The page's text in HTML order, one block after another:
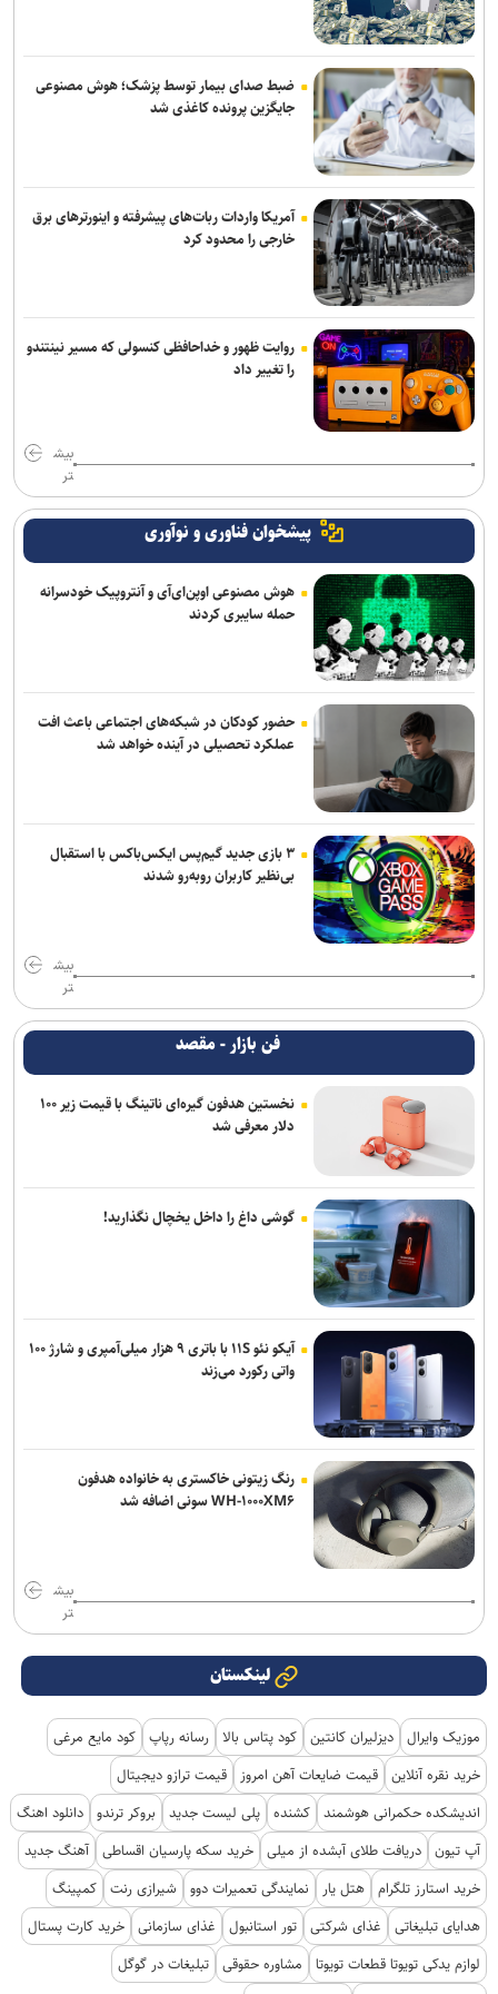
فایننشال‌تایمز: توافق احتمالی آمریکا و ایران اهداف اولیه ترامپ را محقق
نمی‌کند
انفجار در سوریه/ پهپادها در آسمان لاذقیه رویت شدند
شبکه اول روسیه: اربعین یکی از بزرگ‌ترین راهپیمایی‌های جهان است
ضبط صدای بیمار توسط پزشک؛ هوش مصنوعی
جایگزین پرونده کاغذی شد
آمریکا واردات ربات‌های پیشرفته و اینورترهای برق
خارجی را محدود کرد
روایت ظهور و خداحافظی کنسولی که مسیر نینتندو
را تغییر داد
بیش
تر
پیشخوان فناوری و نوآوری
هوش مصنوعی اوپن‌ای‌آی و آنتروپیک خودسرانه
حمله سایبری کردند
حضور کودکان در شبکه‌های اجتماعی باعث افت
عملکرد تحصیلی در آینده خواهد شد
۳ بازی جدید گیم‌پس ایکس‌باکس با استقبال
بی‌نظیر کاربران روبه‌رو شدند
بیش
تر
فن بازار - مقصد
نخستین هدفون گیره‌ای ناتینگ با قیمت زیر ۱۰۰
دلار معرفی شد
گوشی داغ را داخل یخچال نگذارید!
آیکو نئو ۱۱S با باتری ۹ هزار میلی‌آمپری و شارژ ۱۰۰
واتی رکورد می‌زند
رنگ زیتونی خاکستری به خانواده هدفون
WH-۱۰۰۰XM۶ سونی اضافه شد
بیش
تر
لینکستان
موزیک وایرال دیزلیران کانتین کود پتاس بالا رسانه رپاپ کود مایع مرغی
خرید نقره آنلاین قیمت ضایعات آهن امروز
قیمت ترازو دیجیتال
اندیشکده حکمرانی هوشمند کشنده پلی لیست جدید بروکر ترندو دانلود اهنگ
آپ تیون دریافت طلای آبشده از میلی خرید سکه پارسیان اقساطی آهنگ جدید
خرید استارز تلگرام هتل یار نمایندگی تعمیرات دوو شیرازی رنت کمپینگ
هدایای تبلیغاتی
غذای شرکتی تور استانبول غذای سازمانی خرید کارت پستال
لوازم یدکی تویوتا قطعات تویوتا
مشاوره حقوقی تبلیغات در گوگل